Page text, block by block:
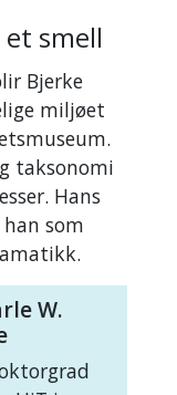
smell
Bjerke
miljøet
taksonomi
Hans
som
W.